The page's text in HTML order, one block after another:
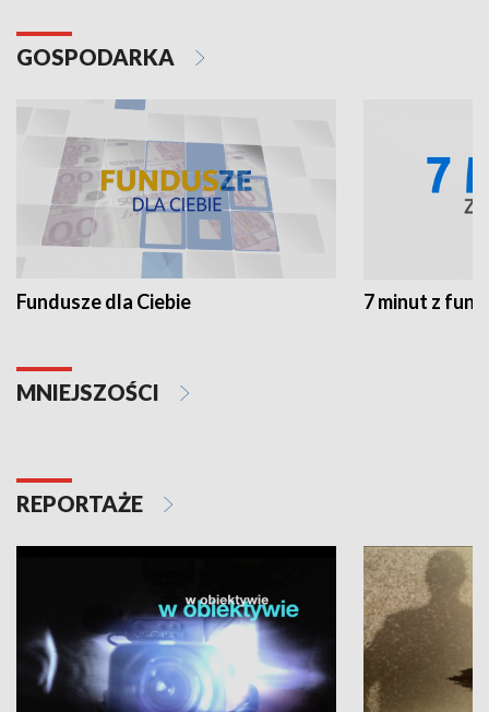
GOSPODARKA
Fundusze dla Ciebie 7 minut z
MNIEJSZOŚCI
REPORTAŻE